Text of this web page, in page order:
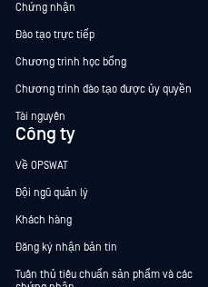
Chứng nhận
Đào tạo trực tiếp
Chương trình học bổng
Chương trình đào tạo được ủy quyền
Tài nguyên
Công ty
Về OPSWAT
Đội ngũ quản lý
Khách hàng
Đăng ký nhận bản tin
Tuân thủ tiêu chuẩn sản phẩm và các